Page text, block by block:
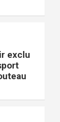
exclu